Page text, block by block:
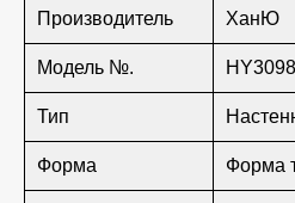
Производитель ХанЮ
Модель №. HY3098
Тип
Форма Форма